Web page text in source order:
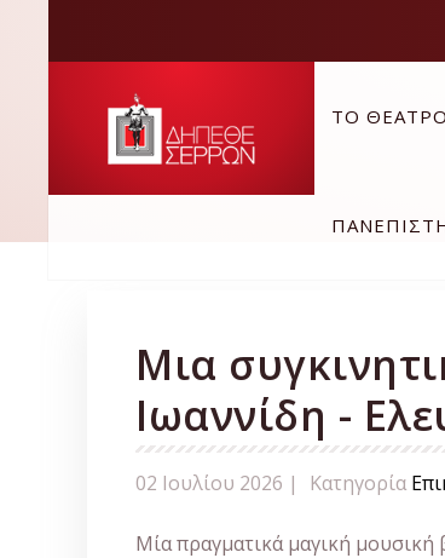
ΤΟ ΘΕΑΤΡΟ
Μια
Ιωαννίδη -
02 Ιουλίου 2026 | Κατηγορία
Μία πραγματικά μαγική